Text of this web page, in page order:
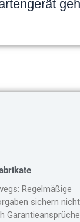
Regelmäßige
sichern nicht
Garantieansprüche